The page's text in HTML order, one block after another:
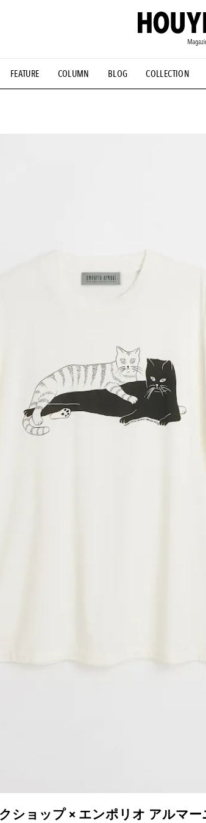
FEATURE COLUMN BLOG COLLECTION
DESIGNS #古着サミット #NEW
#Commune H #FOCUS IT #AH.H #とと
ショップ × エンポリオ アルマ